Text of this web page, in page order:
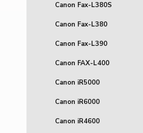
Canon Fax-L380S
Canon Fax-L380
Canon Fax-L390
Canon FAX-L400
Canon iR5000
Canon iR6000
Canon iR4600